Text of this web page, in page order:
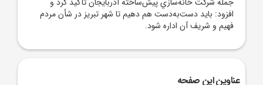
افزود: بايد دست‌به‌دست هم دهيم تا شهر تبريز در شأن مردم
فهيم و شريف آن اداره شود.
عناوین این صفحه